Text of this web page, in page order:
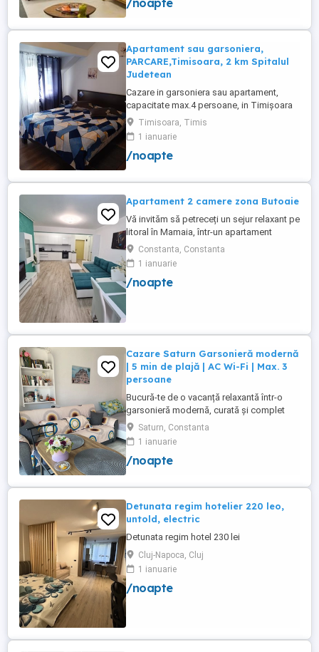
apartamente 200-300 lei pentru noapte
/noapte
Apartament sau garsoniera,
PARCARE,Timisoara, 2 km Spitalul
Judetean
Cazare in garsoniera sau apartament,
capacitate max.4 persoane, in Timișoara
la 2 km de Spitalul Judetean. (la doua
strazi)de zona Calea Buziasului
Lic.Electrotimis si la 2 km de Mosnita
Noua Centura. PARCARE. Situat la et.1 al
+wifi , frigider, mașină spălat, ...
Timisoara, Timis
1 ianuarie
/noapte
Apartament 2 camere zona Butoaie
Vă invităm să petreceți un sejur relaxant pe
litoral în Mamaia, într-un apartament
modern, situat în complexul Moonlight,
Residence, zona centrală una dintre cele
mai căutate locații din stațiune. Locație
excelentă la doar câțiva pași de plajă,
Constanta, Constanta
1 ianuarie
/noapte
Cazare Saturn Garsonieră modernă
| 5 min de plajă | AC Wi-Fi | Max. 3
persoane
Bucură-te de o vacanță relaxantă într-o
garsonieră modernă, curată și complet
utilată, ideală pentru până la 3 persoane.
Liberă în perioada 8-12 august! Nu rata
ocazia de a petrece câteva zile la mare!
Facilități: Pat matrimonial + canapea
un imobil ...
Saturn, Constanta
1 ianuarie
/noapte
Detunata regim hotelier 220 leo,
untold, electric
Detunata regim hotel 230 lei
Cluj-Napoca, Cluj
1 ianuarie
/noapte